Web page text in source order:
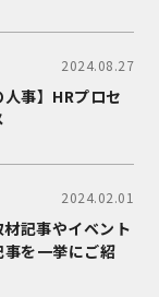
2024.08.27
人事】HRプロセ
2024.02.01
材記事やイベント
事を一挙にご紹